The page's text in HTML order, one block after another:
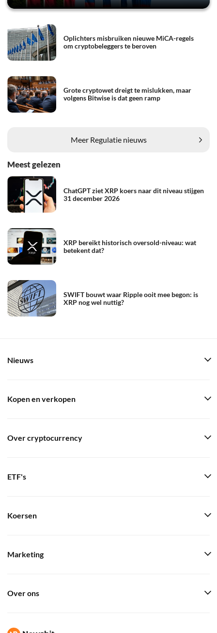
Oplichters misbruiken nieuwe MiCA-regels
om cryptobeleggers te beroven
Grote cryptowet dreigt te mislukken, maar
volgens Bitwise is dat geen ramp
Meer Regulatie nieuws
Meest gelezen
ChatGPT ziet XRP koers naar dit niveau stijgen
31 december 2026
XRP bereikt historisch oversold-niveau: wat
betekent dat?
SWIFT bouwt waar Ripple ooit mee begon: is
XRP nog wel nuttig?
Nieuws
Kopen en verkopen
Over cryptocurrency
ETF's
Koersen
Marketing
Over ons